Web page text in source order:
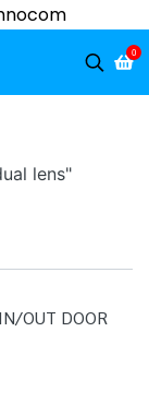
0
lens"
OUT DOOR